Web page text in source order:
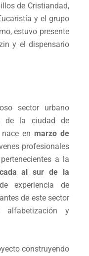
de Cristiandad,
y el grupo
estuvo presente
y el dispensario
sector urbano
de la ciudad de
en marzo de
profesionales
a la
a al sur de la
experiencia de
de este sector
alfabetización y
construyendo